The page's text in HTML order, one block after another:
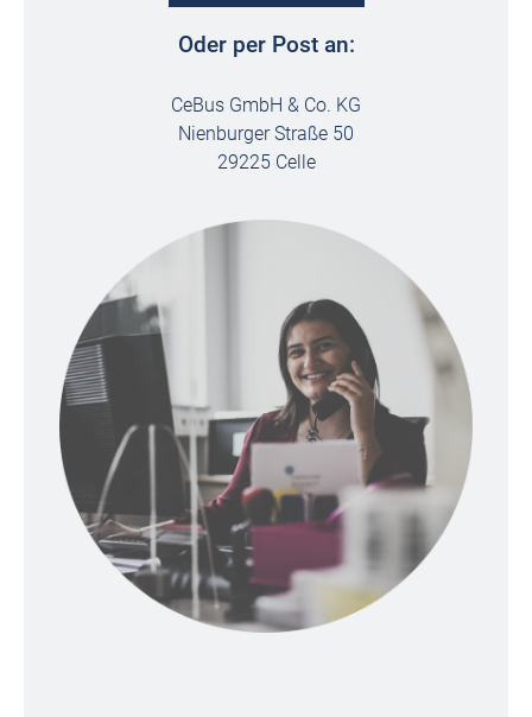
Oder per Post an:
CeBus GmbH & Co. KG
Nienburger Straße 50
29225 Celle